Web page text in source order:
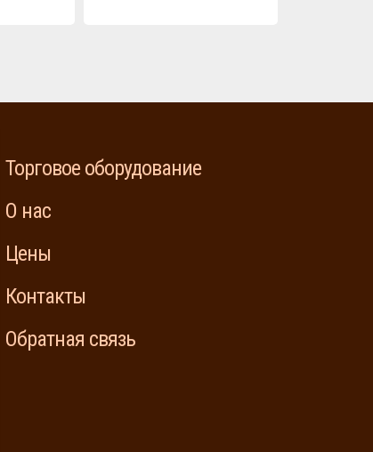
Торговое оборудование
О нас
Цены
Контакты
Обратная связь